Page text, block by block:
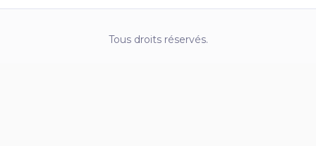
Tous droits réservés.